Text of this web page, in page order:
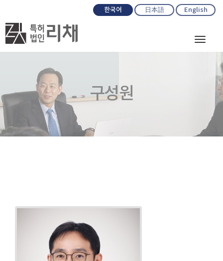
한국어 日本語 English
구성원